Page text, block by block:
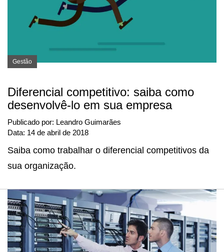
Gestão
Diferencial competitivo: saiba como
desenvolvê-lo em sua empresa
Publicado por: Leandro Guimarães
Data: 14 de abril de 2018
Saiba como trabalhar o diferencial competitivos da
sua organização.